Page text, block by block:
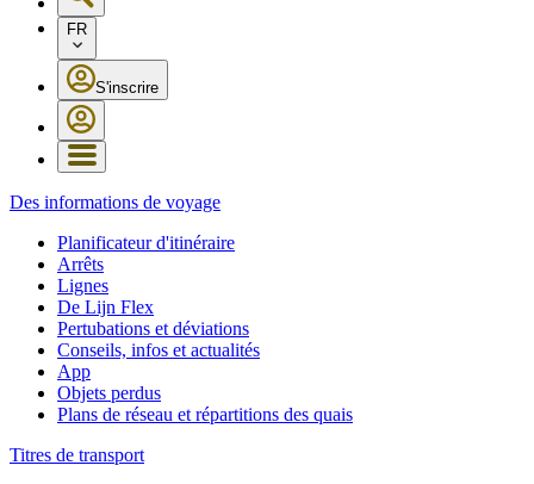
FR
S'inscrire
Des informations de voyage
Planificateur d'itinéraire
Arrêts
Lignes
De Lijn Flex
Pertubations et déviations
Conseils, infos et actualités
App
Objets perdus
Plans de réseau et répartitions des quais
Titres de transport